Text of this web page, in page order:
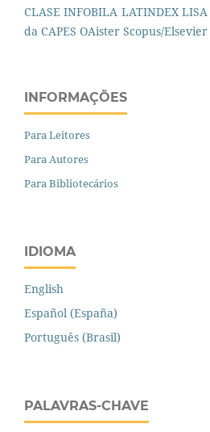
CLASE INFOBILA LATINDEX LISA
da CAPES OAister Scopus/Elsevier
INFORMAÇÕES
Para Leitores
Para Autores
Para Bibliotecários
IDIOMA
English
Español (España)
Português (Brasil)
PALAVRAS-CHAVE